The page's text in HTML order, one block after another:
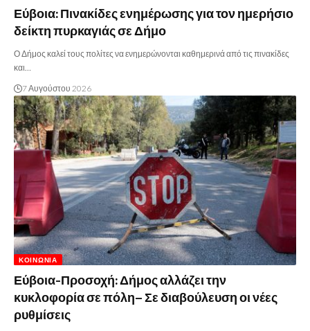
Εύβοια: Πινακίδες ενημέρωσης για τον ημερήσιο
δείκτη πυρκαγιάς σε Δήμο
Ο Δήμος καλεί τους πολίτες να ενημερώνονται καθημερινά από τις πινακίδες
και…
7 Αυγούστου 2026
ΚΟΙΝΩΝΊΑ
Εύβοια-Προσοχή: Δήμος αλλάζει την
κυκλοφορία σε πόλη– Σε διαβούλευση οι νέες
ρυθμίσεις